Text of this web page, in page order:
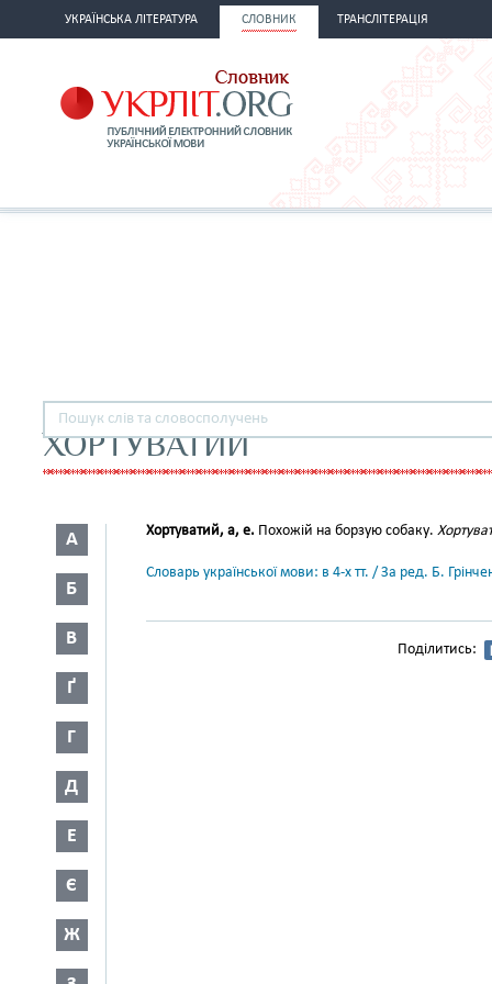
УКРАЇНСЬКА ЛІТЕРАТУРА СЛОВНИК ТРАНСЛІТЕРАЦІЯ
ХОРТУВАТИЙ
А
Б
В
Ґ
Г
Д
Е
Є
Ж
Хортуватий, а, е. Похожій на борзую собаку.
Словарь української мови: в 4-х тт. / За ред. Б.
Поділитись: